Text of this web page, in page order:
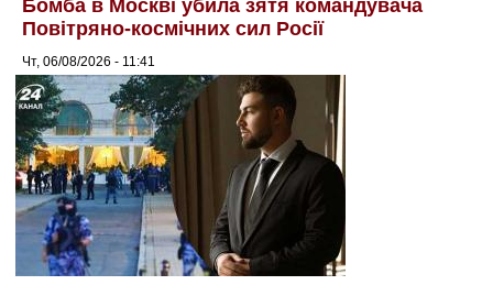
Бомба в Москві убила зятя командувача
Повітряно-космічних сил Росії
Чт, 06/08/2026 - 11:41